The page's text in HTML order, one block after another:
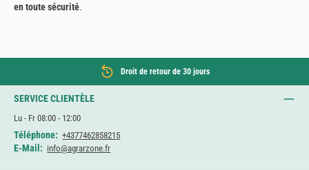
en toute sécurité.
Droit de retour de 30 jours
SERVICE CLIENTÈLE
Lu - Fr 08:00 - 12:00
Téléphone: +4377462858215
E-Mail: info@agrarzone.fr